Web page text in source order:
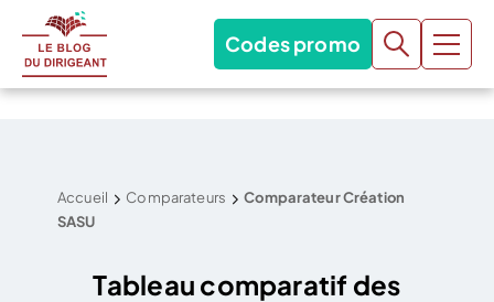
Codes promo
Accueil Comparateurs
Comparateur Création
SASU
Tableau comparatif des